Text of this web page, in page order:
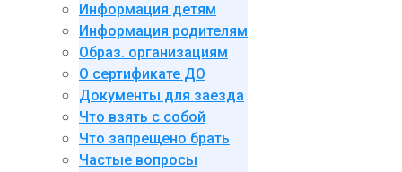
Информация детям
Информация родителям
Образ. организациям
О сертификате ДО
Документы для заезда
Что взять с собой
Что запрещено брать
Частые вопросы